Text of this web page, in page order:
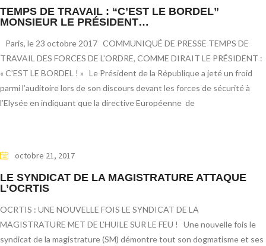
TEMPS DE TRAVAIL : “C’EST LE BORDEL”
MONSIEUR LE PRÉSIDENT…
Paris, le 23 octobre 2017 COMMUNIQUÉ DE PRESSE TEMPS DE
TRAVAIL DES FORCES DE L’ORDRE, COMME DIRAIT LE PRÉSIDENT :
« C’EST LE BORDEL ! » Le Président de la République a jeté un froid
parmi l’auditoire lors de son discours devant les forces de sécurité à
l’Elysée en indiquant que la directive Européenne de
octobre 21, 2017
LE SYNDICAT DE LA MAGISTRATURE ATTAQUE
L’OCRTIS
OCRTIS : UNE NOUVELLE FOIS LE SYNDICAT DE LA
MAGISTRATURE MET DE L’HUILE SUR LE FEU ! Une nouvelle fois le
syndicat de la magistrature (SM) démontre tout son dogmatisme et ses